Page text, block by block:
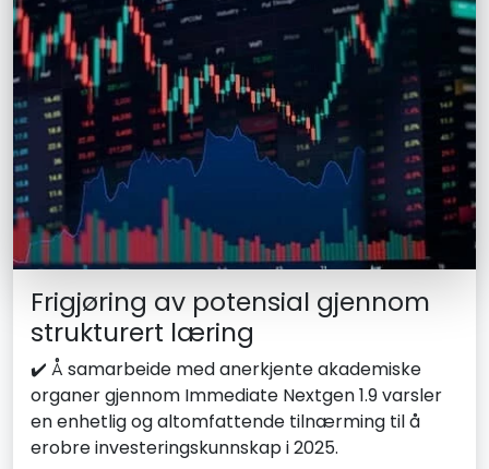
Frigjøring av potensial gjennom
strukturert læring
✔️ Å samarbeide med anerkjente akademiske
organer gjennom Immediate Nextgen 1.9 varsler
en enhetlig og altomfattende tilnærming til å
erobre investeringskunnskap i 2025.